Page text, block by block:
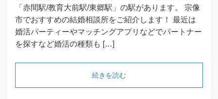
「赤間駅/教育大前駅/東郷駅」の駅があります。 宗像
市でおすすめの結婚相談所をご紹介します！ 最近は
婚活パーティーやマッチングアプリなどでパートナー
を探すなど婚活の種類も […]
続きを読む